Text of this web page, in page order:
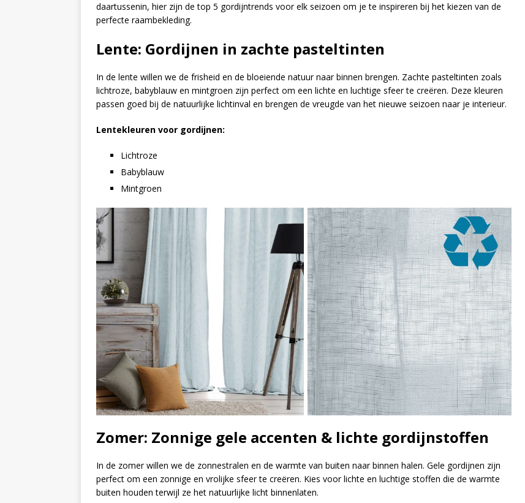
daartussenin, hier zijn de top 5 gordijntrends voor elk seizoen om je te inspireren bij het kiezen van de
perfecte raambekleding.
Lente: Gordijnen in zachte pasteltinten
In de lente willen we de frisheid en de bloeiende natuur naar binnen brengen. Zachte pasteltinten zoals
lichtroze, babyblauw en mintgroen zijn perfect om een lichte en luchtige sfeer te creëren. Deze kleuren
passen goed bij de natuurlijke lichtinval en brengen de vreugde van het nieuwe seizoen naar je interieur.
Lentekleuren voor gordijnen:
Lichtroze
Babyblauw
Mintgroen
Zomer: Zonnige gele accenten & lichte gordijnstoffen
In de zomer willen we de zonnestralen en de warmte van buiten naar binnen halen. Gele gordijnen zijn
perfect om een zonnige en vrolijke sfeer te creëren. Kies voor lichte en luchtige stoffen die de warmte
buiten houden terwijl ze het natuurlijke licht binnenlaten.